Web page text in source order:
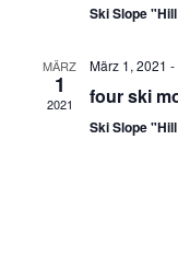
Ski Slope
MÄRZ
1
2021
März 1, 2021 -
four ski
Ski Slope